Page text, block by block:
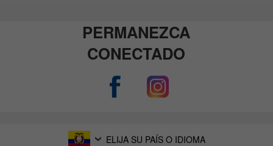
PERMANEZCA
CONECTADO
ELIJA SU PAÍS O IDIOMA